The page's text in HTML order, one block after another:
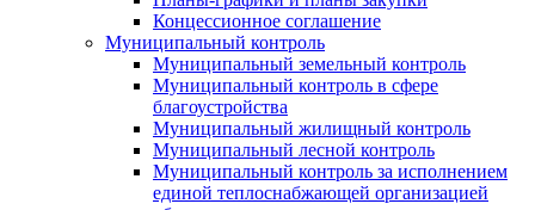
Концессионное соглашение
Муниципальный контроль
Муниципальный земельный контроль
Муниципальный контроль в сфере
благоустройства
Муниципальный жилищный контроль
Муниципальный лесной контроль
Муниципальный контроль за исполнением
единой теплоснабжающей организацией